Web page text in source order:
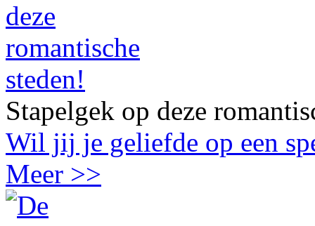
Stapelgek op deze
Wil jij je geliefde op een
Meer >>